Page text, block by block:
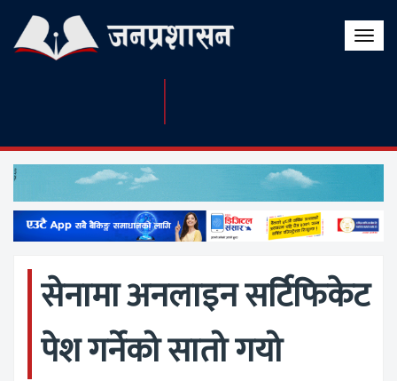
Toggle
सेनामा अनलाइन सर्टिफिकेट
पेश गर्नेको सातो गयो